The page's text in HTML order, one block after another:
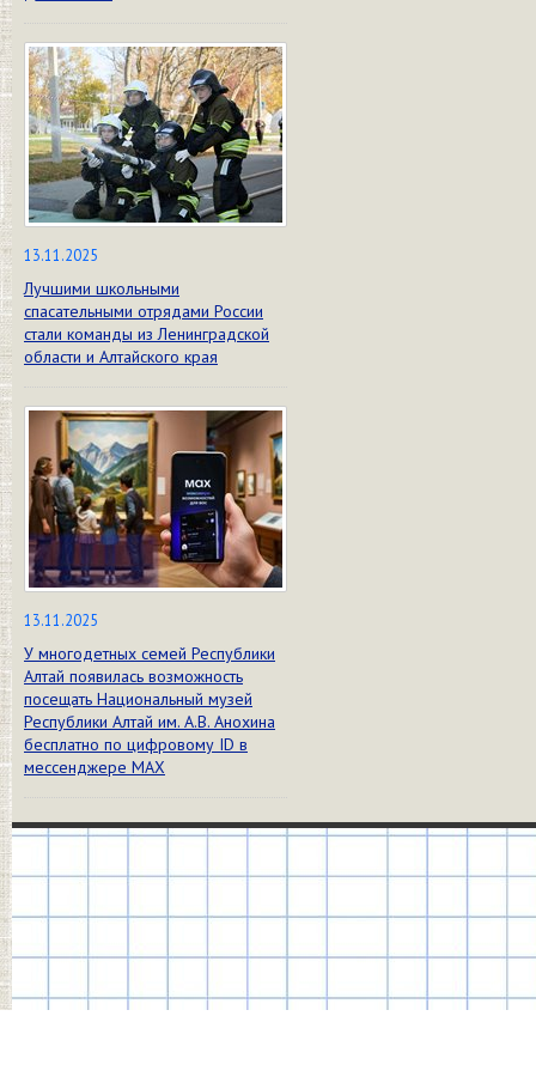
13.11.2025
Лучшими школьными
спасательными отрядами России
стали команды из Ленинградской
области и Алтайского края
13.11.2025
У многодетных семей Республики
Алтай появилась возможность
посещать Национальный музей
Республики Алтай им. А.В. Анохина
бесплатно по цифровому ID в
мессенджере МАХ